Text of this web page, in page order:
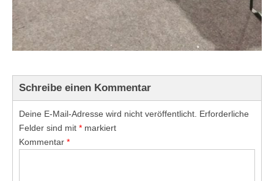
Schreibe einen Kommentar
Deine E-Mail-Adresse wird nicht veröffentlicht. Erforderliche
Felder sind mit * markiert
Kommentar *